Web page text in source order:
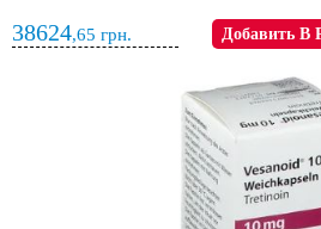
38624,65 грн. Добавить В